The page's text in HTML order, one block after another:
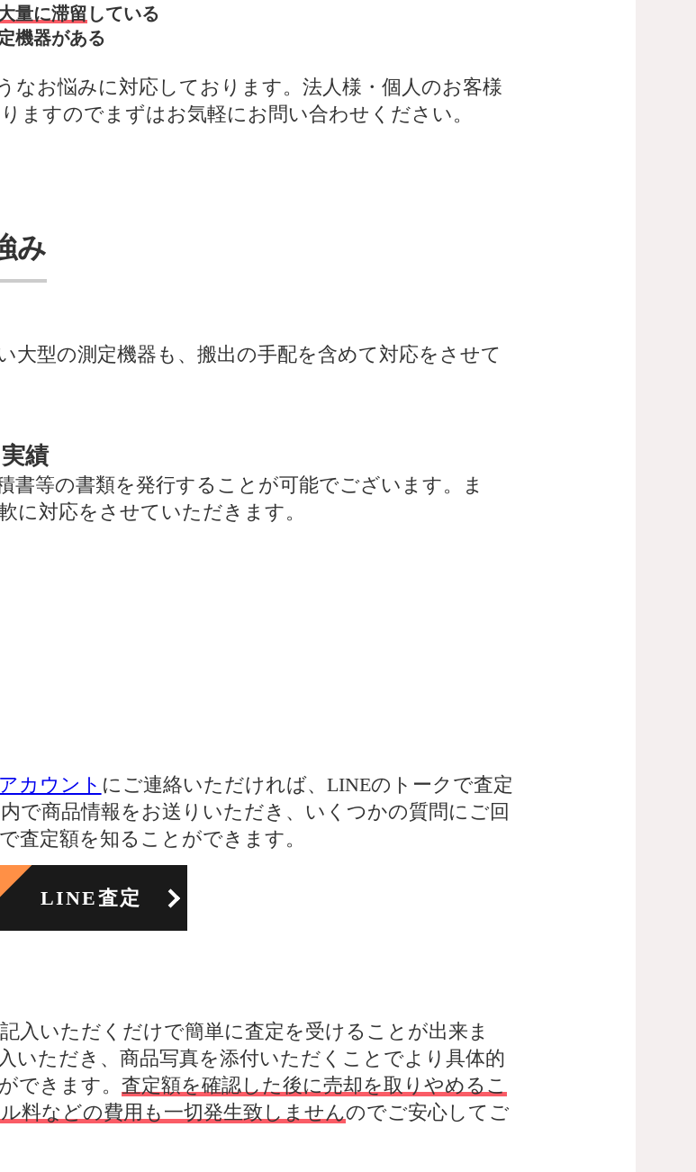
量に滞留 している
機器がある
なお悩みに対応しております。法人様・個人のお客様
ますのでまずはお気軽にお問い合わせください。
み
大型の測定機器も、搬出の手配を含めて対応をさせて
績
書等の書類を発行することが可能でございます。ま
に対応をさせていただきます。
カウント にご連絡いただければ、LINEのトークで査定
で商品情報をお送りいただき、いくつかの質問にご回
査定額を知ることができます。
LINE査定
入いただくだけで簡単に査定を受けることが出来ま
いただき、商品写真を添付いただくことでより具体的
できます。 査定額を確認した後に売却を取りやめるこ
料などの費用も一切発生致しませんのでご安心してご